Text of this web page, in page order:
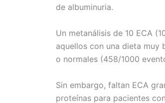
de albuminuria.
Un metanálisis de 10 ECA
aquellos con una dieta muy
o normales (458/1000
Sin embargo, faltan ECA
proteínas para pacientes